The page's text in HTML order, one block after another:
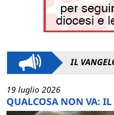
IL
19 luglio 2026
QUALCOSA NON VA: